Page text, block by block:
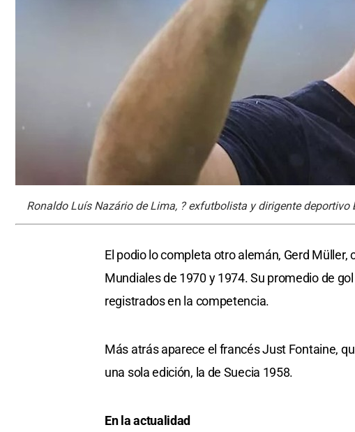
Ronaldo Luís Nazário de Lima, ? exfutbolista y dirigente deportivo
El podio lo completa otro alemán, Gerd
Mundiales de 1970 y 1974. Su promedio de
registrados en la competencia.
Más atrás aparece el francés Just Fontaine,
una sola edición, la de Suecia 1958.
En la actualidad